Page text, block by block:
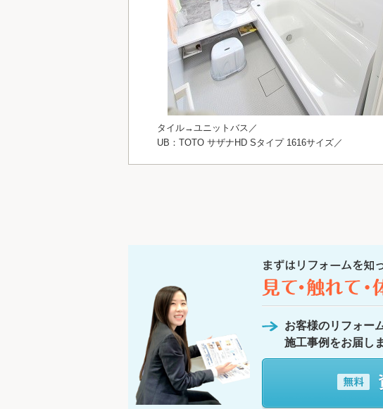
タイル→ユニットバス／
UB：TOTO サザナHD Sタイプ 1616サイズ／
お客様のリフォー
施工事例をお届し